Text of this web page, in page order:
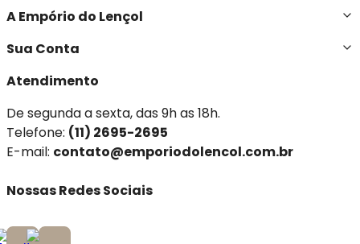
A Empório do Lençol
Sua Conta
Atendimento
De segunda a sexta, das 9h as 18h.
Telefone: (11) 2695-2695
E-mail: contato@emporiodolencol.com.br
Nossas Redes Sociais